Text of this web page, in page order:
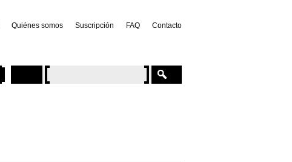
Quiénes somos Suscripción FAQ Contacto